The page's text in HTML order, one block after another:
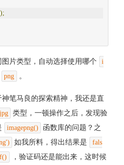
);
片类型，自动选择使用哪个
i
png 。
笔马良的探索精神，我还是直
jpg
类型，一顿操作之后，发现验
imagepng()
函数库的问题？之
如我所料，得出结果是
fals
，验证码还是能出来，这时候